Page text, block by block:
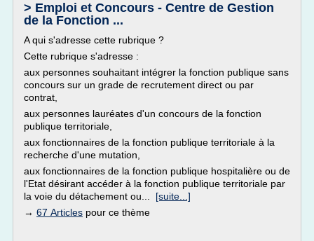
> Emploi et Concours - Centre de Gestion
de la Fonction ...
A qui s'adresse cette rubrique ?
Cette rubrique s'adresse :
aux personnes souhaitant intégrer la fonction publique sans
concours sur un grade de recrutement direct ou par
contrat,
aux personnes lauréates d'un concours de la fonction
publique territoriale,
aux fonctionnaires de la fonction publique territoriale à la
recherche d'une mutation,
aux fonctionnaires de la fonction publique hospitalière ou de
l'Etat désirant accéder à la fonction publique territoriale par
la voie du détachement ou... [suite...]
→ 67 Articles pour ce thème